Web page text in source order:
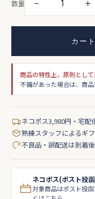
数量 － ＋
カー
商品の特性上、原則とし
不備があった場合は、商
ネコポス3,980円・宅配
熟練スタッフによるギ
不良品・誤配送は到着
ネコポス(ポスト投
対象商品はポスト投